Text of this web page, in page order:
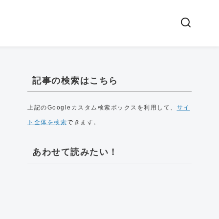
記事の検索はこちら
上記のGoogleカスタム検索ボックスを利用して、 サイ
ト全体を検索できます。
あわせて読みたい！